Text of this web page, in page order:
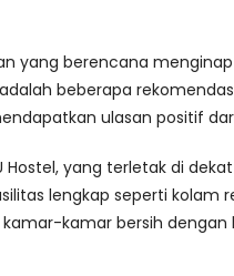
yang berencana
beberapa
ulasan positif
Hostel, yang terletak di
lengkap seperti kolam
kamar bersih dengan